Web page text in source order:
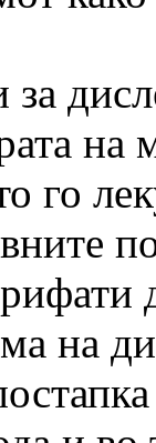
на
го
на